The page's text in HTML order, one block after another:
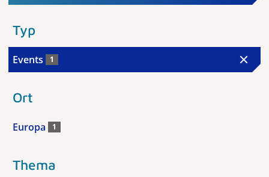
Typ
Events 1
Ort
Europa 1
Thema